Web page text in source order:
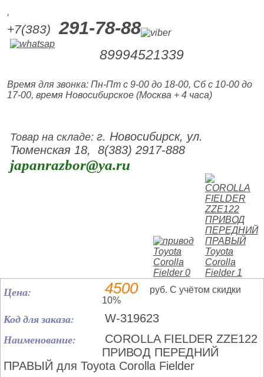
,
+7(383) 291-78-88
89994521339
Время для звонка: Пн-Пт с 9-00 до 18-00, Сб с 10-00 до
17-00, время Новосибирское (Москва + 4 часа)
Товар на складе:г. Новосибирск, ул.
Тюменская 18, 8(383) 2917-888
japanrazbor@ya.ru
Цена: 4500
руб. С учётом скидки
10%
Код для заказа: W-319623
Наименование:
COROLLA FIELDER ZZE122
ПРИВОД ПЕРЕДНИЙ
ПРАВЫЙ для Toyota Corolla Fielder